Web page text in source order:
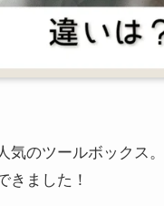
気のツールボックス。
きました！